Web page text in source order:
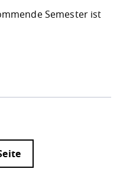
Jobs, Praktika,
Semester ist